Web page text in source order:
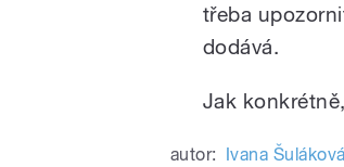
třeba
dodává.
Jak
autor: Ivana Šuláková